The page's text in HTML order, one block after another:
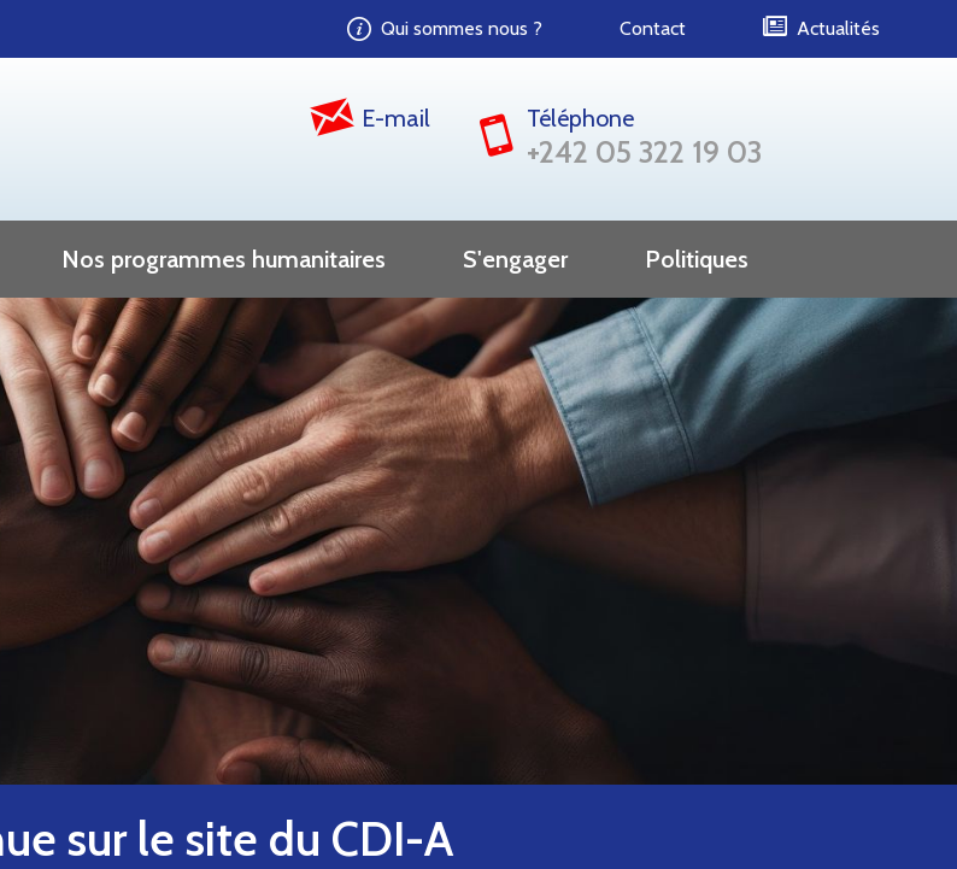
Qui sommes nous ? Contact Actualités
E-mail Téléphone
+242 05 322 19 03
Nos programmes humanitaires S'engager Politiques
Diplomatie
Politique de confidentialité
Administrations
Accès à l’information
sur le site du CDI-A